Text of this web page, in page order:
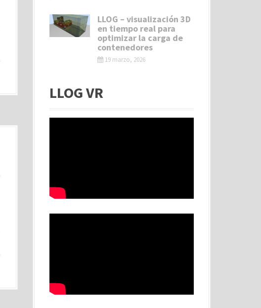
LLOG – visualización 3D
en tiempo real para
optimizar la carga de
contenedores
19 marzo, 2026
LLOG VR